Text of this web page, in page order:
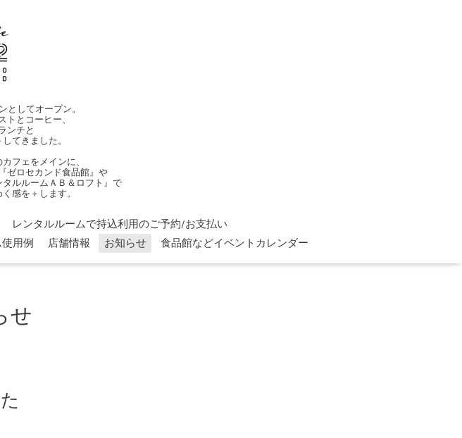
としてオープン。
トとコーヒー、
ンチと
てきました。
カフェをメインに、
ゼロセカンド食品館』や
ルルームＡＢ＆ロフト』で
感を＋します。
レンタルルームで持込利用のご予約/お支払い
用例 店舗情報 お知らせ 食品館などイベントカレンダー
せ